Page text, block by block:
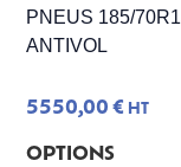
PNEUS 185/
ANTIVOL
5550,00€ HT
OPTIONS